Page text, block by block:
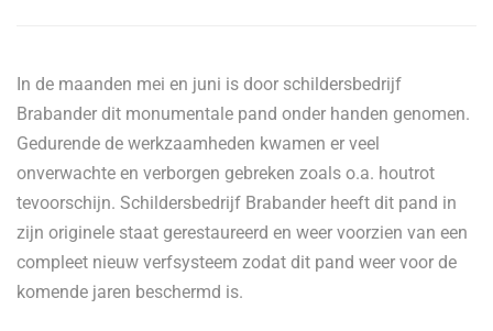
In de maanden mei en juni is door schildersbedrijf
Brabander dit monumentale pand onder handen genomen.
Gedurende de werkzaamheden kwamen er veel
onverwachte en verborgen gebreken zoals o.a. houtrot
tevoorschijn. Schildersbedrijf Brabander heeft dit pand in
zijn originele staat gerestaureerd en weer voorzien van een
compleet nieuw verfsysteem zodat dit pand weer voor de
komende jaren beschermd is.